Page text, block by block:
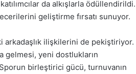
da alkışlarla ödüllendirildi.
geliştirme fırsatı sunuyor.
arkadaşlık ilişkilerini de pekiştiriyor.
gelmesi, yeni dostlukların
birleştirici gücü, turnuvanın